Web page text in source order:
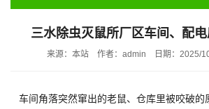
三水除虫灭鼠所厂区车间、配电
来源：本站 作者：admin 日期：2025/
车间角落突然窜出的老鼠、仓库里被咬破的